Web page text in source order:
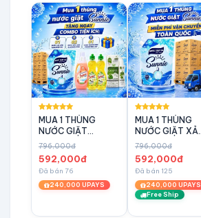
MUA 1 THÙNG
NƯỚC GIẶT
SUNNIE 3,4 KG
TẶNG NGAY
COMBO TIỆN ÍCH
796,000đ
592,000đ
Đã bán 76
240,000 UPAYS
MUA 1 THÙNG
NƯỚC GIẶT XẢ
SUNNIE 3,4 KG
MIỄN PHÍ VẬN
CHUYỂN
796,000đ
592,000đ
Đã bán 125
240,000 UPAYS
Free Ship